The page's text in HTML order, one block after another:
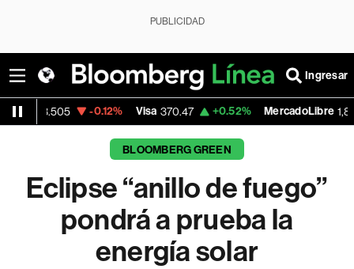
PUBLICIDAD
Ingresar
-0.12% Visa 370.47 +0.52% MercadoLibre 1,824.26 -
BLOOMBERG GREEN
Eclipse “anillo de fuego”
pondrá a prueba la
energía solar